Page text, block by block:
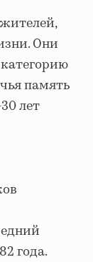
Они
память
лет
года.